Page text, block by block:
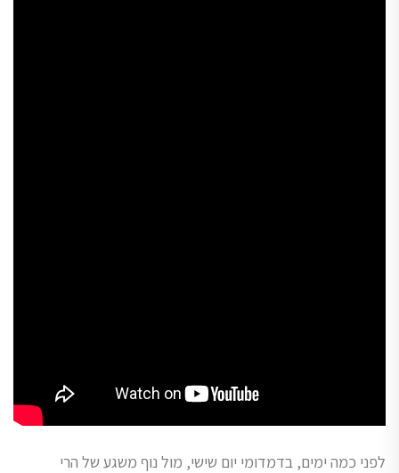
לפני כמה ימים, בדמדומי יום שישי, מול נוף משגע של הרי